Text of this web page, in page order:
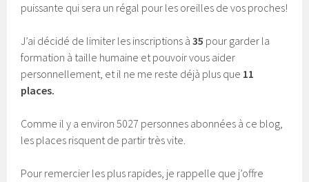
puissante qui sera un régal pour les oreilles de vos proches!
J’ai décidé de limiter les inscriptions à35 pour garder la
formation à taille humaine et pouvoir vous aider
personnellement, et il ne me reste déjà plus que 11
places.
Comme il y a environ 5027 personnes abonnées à ce blog,
les places risquent de partir très vite.
Pour remercier les plus rapides, je rappelle que j’offre